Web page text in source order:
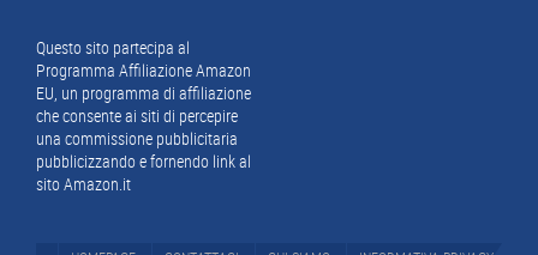
Footer
Questo sito partecipa al
Programma Affiliazione Amazon
EU, un programma di affiliazione
che consente ai siti di percepire
una commissione pubblicitaria
pubblicizzando e fornendo link al
sito Amazon.it